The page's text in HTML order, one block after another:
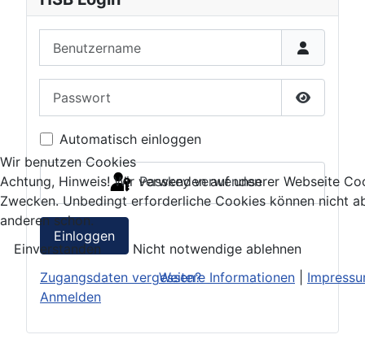
Passwort
Automatisch einloggen
Passkey verwenden
Einloggen
Zugangsdaten vergessen?
Anmelden
Wir benutzen Cookies
Achtung, Hinweis! Wir verwenden auf unserer Webseite
Zwecken. Unbedingt erforderliche Cookies können nicht
anderen schon.
Einverstanden
Nicht notwendige ablehnen
Weitere Informationen